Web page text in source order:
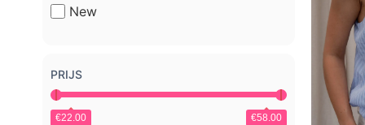
New
PRIJS
€22.00 €58.00